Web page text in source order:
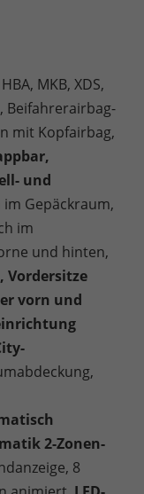
MKB, XDS,
Beifahrerairbag-
mit Kopfairbag,
und
Gepäckraum,
im
und hinten,
Vordersitze
vorn und
2-Zonen-
8